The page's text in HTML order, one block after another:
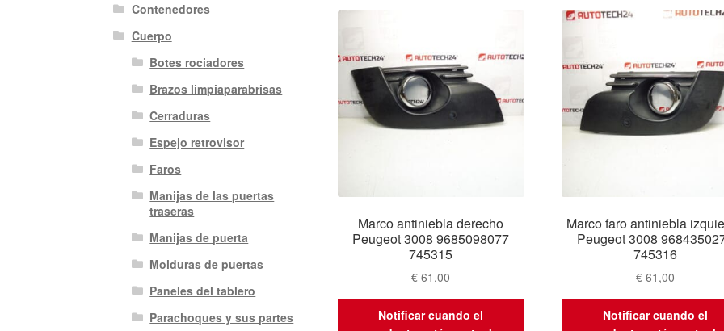
últimos
Marco antiniebla derecho
Peugeot 3008 9685098077
745315
€ 61,00
Notificar cuando el
Marco faro antiniebla
Peugeot 3008
745316
€61,00
Notificar cuando el
Contenedores
Cuerpo
Botes rociadores
Brazos limpiaparabrisas
Cerraduras
Espejo retrovisor
Faros
Manijas de las puertas
traseras
Manijas de puerta
Molduras de puertas
Paneles del tablero
Parachoques y sus partes